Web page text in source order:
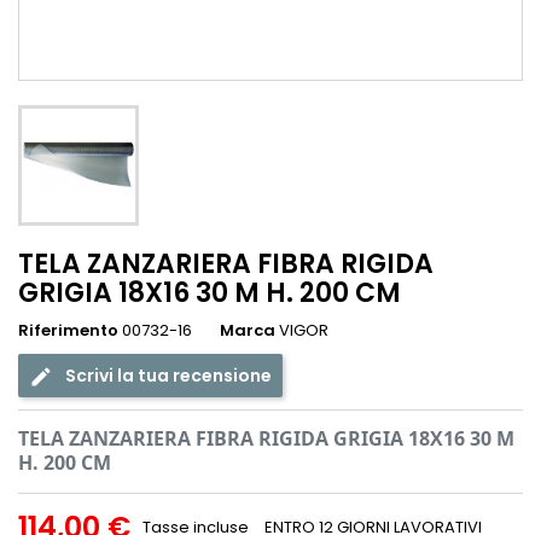
TELA ZANZARIERA FIBRA RIGIDA
GRIGIA 18X16 30 M H. 200 CM
Riferimento 00732-16 Marca VIGOR
Scrivi la tua recensione
TELA ZANZARIERA FIBRA RIGIDA GRIGIA 18X16 30 M
H. 200 CM
Tasse incluse ENTRO 12 GIORNI LAVORATIVI